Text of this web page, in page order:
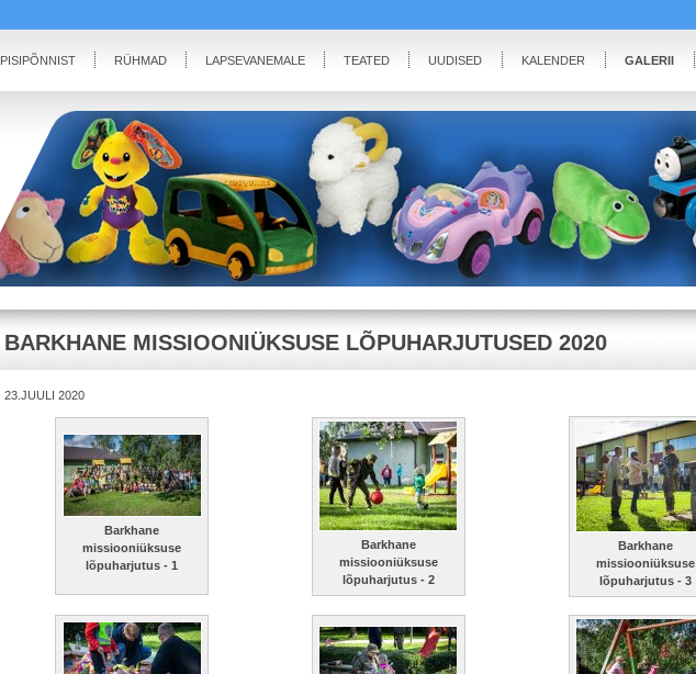
PISIPÕNNIST RÜHMAD LAPSEVANEMALE TEATED UUDISED KALENDER GALERII
BARKHANE MISSIOONIÜKSUSE LÕPUHARJUTUSED 2020
23.JUULI 2020
Barkhane
missiooniüksuse
lõpuharjutus - 1
Barkhane
missiooniüksuse
lõpuharjutus - 2
Barkhane
missiooniüksuse
lõpuharjutus - 3